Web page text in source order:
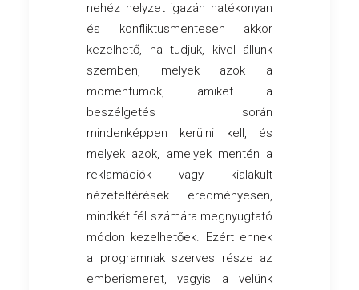
nehéz helyzet igazán hatékonyan
és konfliktusmentesen akkor
kezelhető, ha tudjuk, kivel állunk
szemben, melyek azok a
momentumok, amiket a
beszélgetés során
mindenképpen kerülni kell, és
melyek azok, amelyek mentén a
reklamációk vagy kialakult
nézeteltérések eredményesen,
mindkét fél számára megnyugtató
módon kezelhetőek. Ezért ennek
a programnak szerves része az
emberismeret, vagyis a velünk